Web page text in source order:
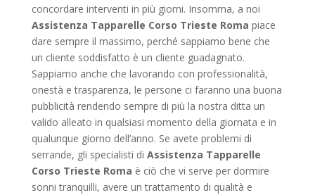
concordare interventi in più giorni. Insomma, a noi
Assistenza Tapparelle Corso Trieste Roma piace
dare sempre il massimo, perché sappiamo bene che
un cliente soddisfatto è un cliente guadagnato.
Sappiamo anche che lavorando con professionalità,
onestà e trasparenza, le persone ci faranno una buona
pubblicità rendendo sempre di più la nostra ditta un
valido alleato in qualsiasi momento della giornata e in
qualunque giorno dell’anno. Se avete problemi di
serrande, gli specialisti di Assistenza Tapparelle
Corso Trieste Roma è ciò che vi serve per dormire
sonni tranquilli, avere un trattamento di qualità e